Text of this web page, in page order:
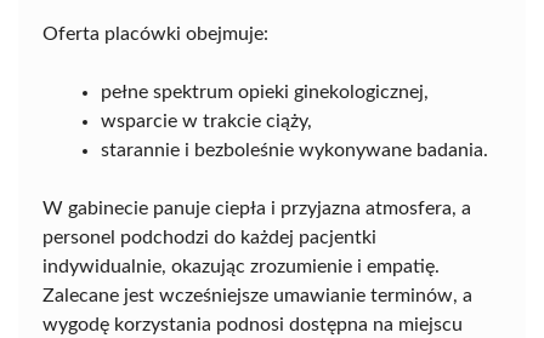
Oferta placówki obejmuje:
pełne spektrum opieki ginekologicznej,
wsparcie w trakcie ciąży,
starannie i bezboleśnie wykonywane badania.
W gabinecie panuje ciepła i przyjazna atmosfera, a
personel podchodzi do każdej pacjentki
indywidualnie, okazując zrozumienie i empatię.
Zalecane jest wcześniejsze umawianie terminów, a
wygodę korzystania podnosi dostępna na miejscu